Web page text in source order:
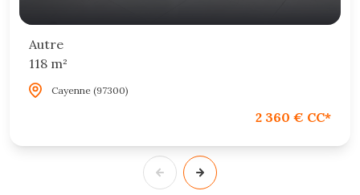
Autre
118 m²
Cayenne (97300)
2 360 € CC*